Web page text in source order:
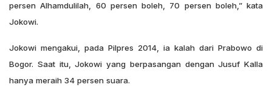
persen Alhamdulilah, 60 persen boleh, 70 persen boleh,” kata
Jokowi.
Jokowi mengakui, pada Pilpres 2014, ia kalah dari Prabowo di
Bogor. Saat itu, Jokowi yang berpasangan dengan Jusuf Kalla
hanya meraih 34 persen suara.